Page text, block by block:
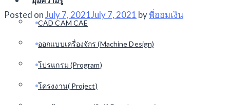
CAD CAM CAE
ออกแบบเครื่องจักร (Machine Design)
โปรแกรม (Program)
โครงงาน( Project)
Posted onJuly 7, 2021July 7, 2021 byพี่ออมเงิน